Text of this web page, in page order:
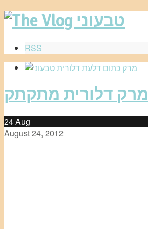
RSS
מרק דלורית מתקתק
24Aug
August 24, 2012